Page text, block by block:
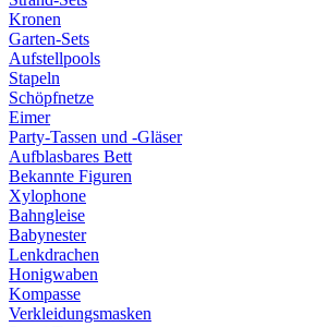
Kronen
Garten-Sets
Aufstellpools
Stapeln
Schöpfnetze
Eimer
Party-Tassen und -Gläser
Aufblasbares Bett
Bekannte Figuren
Xylophone
Bahngleise
Babynester
Lenkdrachen
Honigwaben
Kompasse
Verkleidungsmasken